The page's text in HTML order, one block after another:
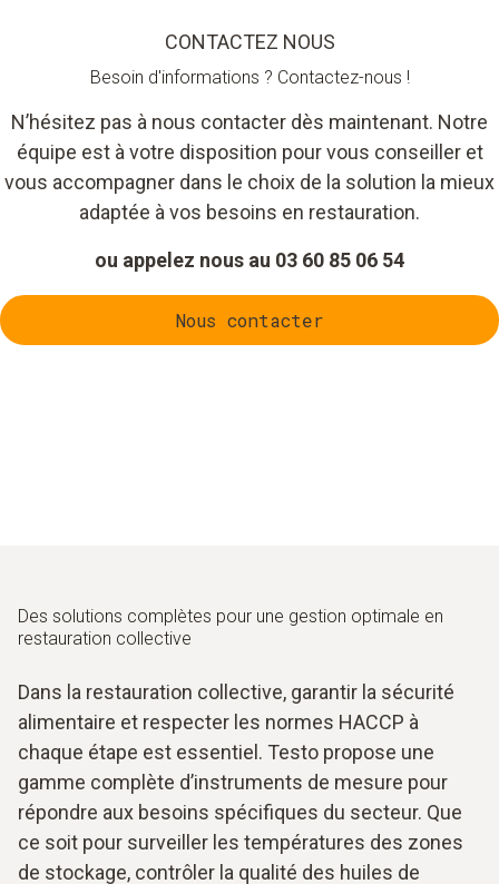
CONTACTEZ NOUS
Besoin d'informations ? Contactez-nous !
N’hésitez pas à nous contacter dès maintenant. Notre
équipe est à votre disposition pour vous conseiller et
vous accompagner dans le choix de la solution la mieux
adaptée à vos besoins en restauration.
ou appelez nous au 03 60 85 06 54
Nous contacter
Des solutions complètes pour une gestion optimale en
restauration collective
Dans la restauration collective, garantir la sécurité
alimentaire et respecter les normes HACCP à
chaque étape est essentiel. Testo propose une
gamme complète d’instruments de mesure pour
répondre aux besoins spécifiques du secteur. Que
ce soit pour surveiller les températures des zones
de stockage, contrôler la qualité des huiles de